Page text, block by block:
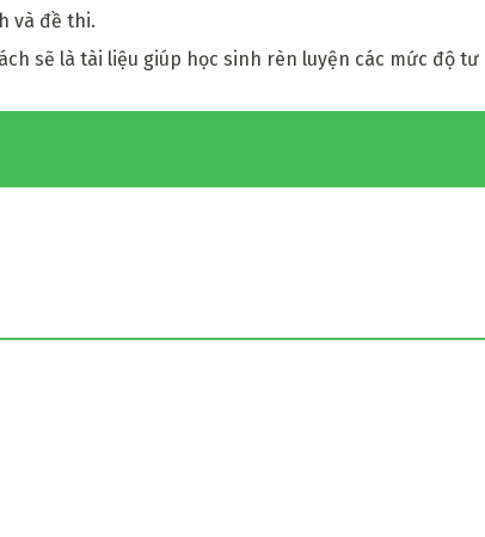
và đề thi.
sẽ là tài liệu giúp học sinh rèn luyện các mức độ